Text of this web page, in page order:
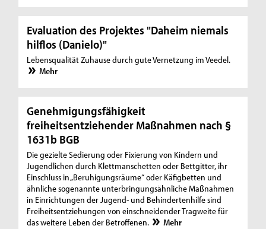
Evaluation des Projektes "Daheim niemals
hilflos (Danielo)"
Lebensqualität Zuhause durch gute Vernetzung im Veedel.
Mehr
Genehmigungsfähigkeit
freiheitsentziehender Maßnahmen nach §
1631b BGB
Die gezielte Sedierung oder Fixierung von Kindern und
Jugendlichen durch Klettmanschetten oder Bettgitter, ihr
Einschluss in „Beruhigungsräume“ oder Käfigbetten und
ähnliche sogenannte unterbringungsähnliche Maßnahmen
in Einrichtungen der Jugend- und Behindertenhilfe sind
Freiheitsentziehungen von einschneidender Tragweite für
das weitere Leben der Betroffenen.
Mehr